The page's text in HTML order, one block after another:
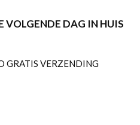
VOLGENDE DAG IN HUIS
GRATIS VERZENDING